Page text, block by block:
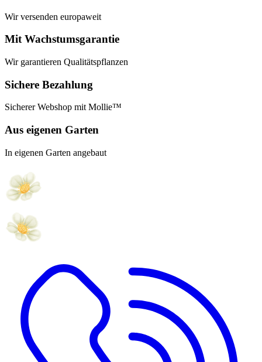
Wir versenden europaweit
Mit Wachstumsgarantie
Wir garantieren Qualitätspflanzen
Sichere Bezahlung
Sicherer Webshop mit Mollie™
Aus eigenen Garten
In eigenen Garten angebaut